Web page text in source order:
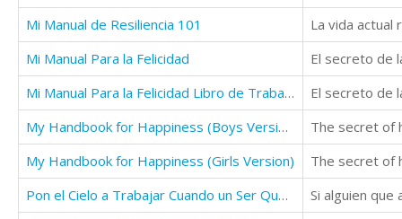
Mi Manual de Resiliencia 101
Mi Manual Para la Felicidad
Mi Manual Para la Felicidad Libro de Trabajo
My Handbook for Happiness (Boys Version)
My Handbook for Happiness (Girls Version)
Pon el Cielo a Trabajar Cuando un Ser Querido Parte
Si alguien